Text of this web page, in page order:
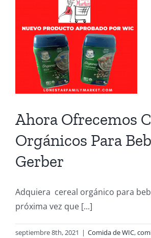
Ahora Ofrecemos
Orgánicos Para
Gerber
Adquiera cereal orgánico para
próxima vez que [...]
septiembre 8th, 2021 | Comida de WIC,